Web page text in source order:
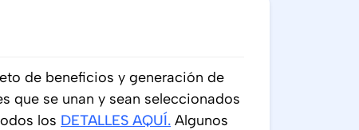
de beneficios y generación de
que se unan y sean seleccionados
los DETALLES AQUÍ. Algunos